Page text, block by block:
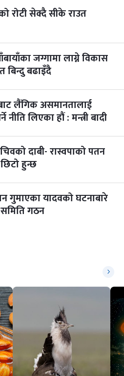
रोटी सेक्दै सीके राउत
जग्गामा लाग्ने विकास
बिन्दु बढाइँदै
लैंगिक असमानतालाई
नीति लिएका हौं : मन्त्री बादी
दाबी- रास्वपाको पतन
हुन्छ
गुमाएका यादवको घटनाबारे
गठन